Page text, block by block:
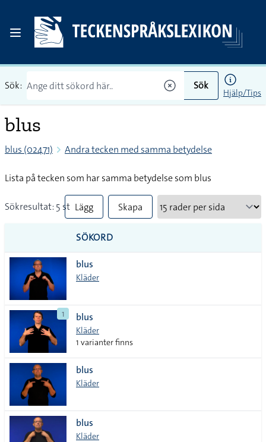
Sök: Sök
Hjälp/Tips
blus
blus (02471) Andra tecken med samma betydelse
Lista på tecken som har samma betydelse som blus
Sökresultat: 5 st Lägg
till
alla i
lista
Skapa
SÖKORD
blus
Kläder
1 blus
Kläder
1 varianter finns
blus
Kläder
blus
Kläder